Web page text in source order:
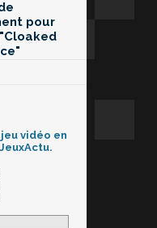
pour
vidéo en